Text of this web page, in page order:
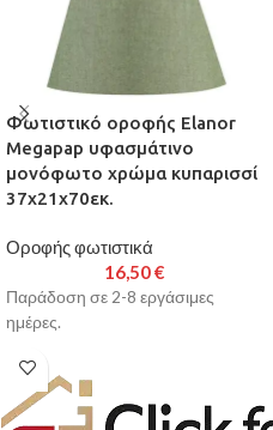
Φωτιστικό οροφής Elanor
Megapap υφασμάτινο
μονόφωτο χρώμα κυπαρισσί
37x21x70εκ.
Οροφής φωτιστικά
16,50€
Παράδοση σε 2-8 εργάσιμες
ημέρες.